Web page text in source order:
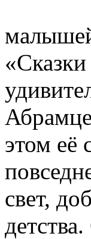
этом её
свет,